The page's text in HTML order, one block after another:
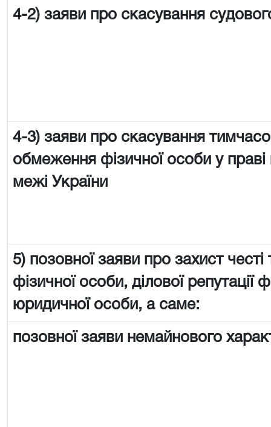
4-2) заяви про скасування
4-3) заяви про скасування
обмеження фізичної особи у праві
межі України
5) позовної заяви про захист честі
фізичної особи, ділової репутації
юридичної особи, а саме:
позовної заяви немайнового